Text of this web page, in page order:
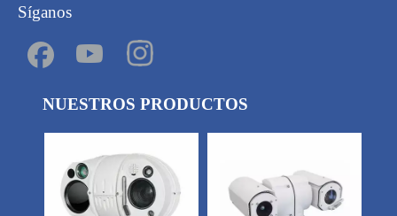
Síganos
NUESTROS PRODUCTOS